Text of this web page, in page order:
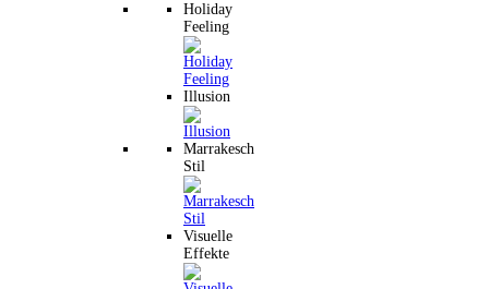
Holiday
Feeling
Illusion
Marrakesch
Stil
Visuelle
Effekte